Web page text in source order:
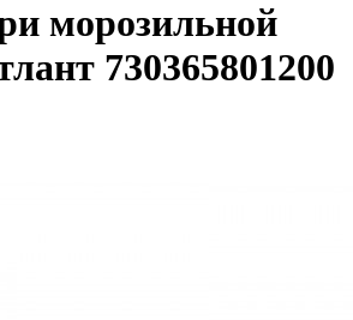
морозильной
730365801200